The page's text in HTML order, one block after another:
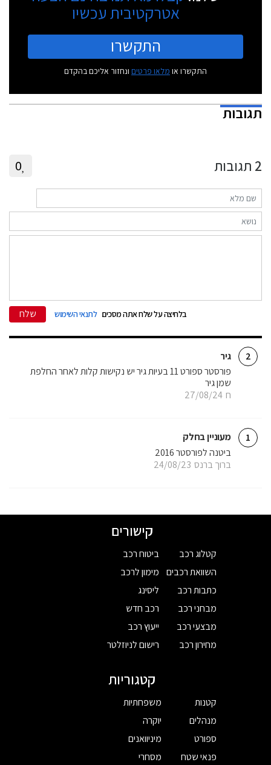
אטרקטיבית עכשיו
התקשרו
התקשרו או מלאו פרטים ונחזור אליכם בהקדם
תגובות
2 תגובות 0
בלחיצה על שלח אתה מסכים לתנאי השימוש שלח
2 גיר
ח 27/08/24
פורסטר ספורט 11 בעיות גיר יש נקישות קלות לאחר החלפת
שמן גיר
1 מעוניין בחלק
ברוך ברנס 24/08/23
ביטנה לפורסטר 2016
קישורים
קטלוג רכב
השוואת רכבים
כתבות רכב
מבחני רכב
מבצעי רכב
מחירון רכב
ביטוח רכב
מימון לרכב
ליסינג
רכב חדש
ייעוץ רכב
רישום לניוזלטר
קטגוריות
קטנות
מנהלים
ספורט
פנאי שטח
משפחתיות
יוקרה
מיניוואנים
מסחרי